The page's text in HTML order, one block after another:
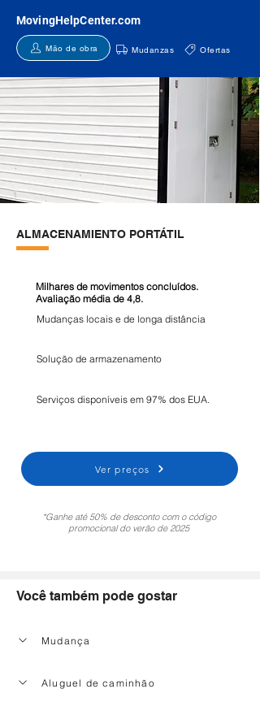
MovingHelpCenter.com
Mão de obra Mudanzas Ofertas
ALMACENAMIENTO PORTÁTIL
Milhares de movimentos concluídos.
Avaliação média de 4,8.
Mudanças locais e de longa distância
Solução de armazenamento
Serviços disponíveis em 97% dos EUA.
Ver preços
*Ganhe até 50% de desconto com o código
promocional do verão de 2025
Você também pode gostar
Mudança
Aluguel de caminhão